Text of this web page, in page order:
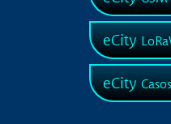
eCity
eCity